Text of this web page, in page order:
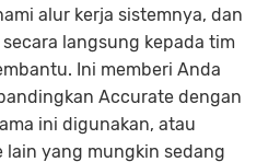
alur kerja sistemnya, dan
langsung kepada tim
Ini memberi Anda
Accurate dengan
ini digunakan, atau
lain yang mungkin sedang